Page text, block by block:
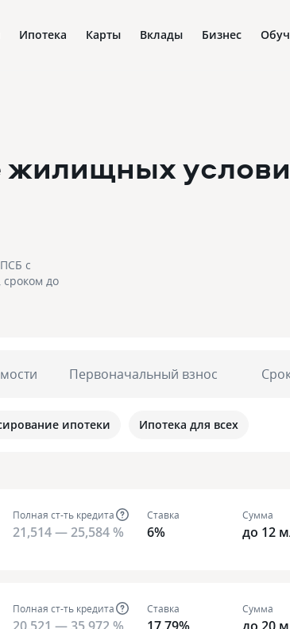
Ипотека Карты Вклады Бизнес
жилищных
с
сроком до
Первоначальный взнос
ипотеки Ипотека для всех
Полная ст-ть кредита
21,514 — 25,584 %
Ставка
6%
Сумма
до 12
Полная ст-ть кредита Ставка Сумма